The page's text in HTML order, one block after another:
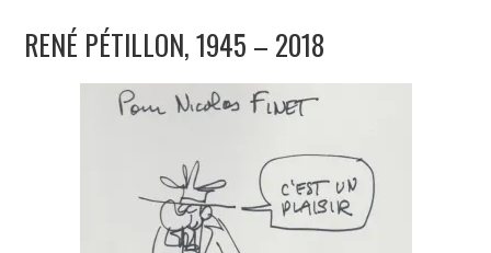
IMAGES
RENÉ PÉTILLON, 1945 – 2018